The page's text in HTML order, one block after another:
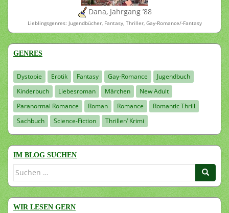
Dana, Jahrgang ’88
Lieblingsgenres: Jugendbücher, Fantasy, Thriller, Gay-Romance/-Fantasy
GENRES
Dystopie Erotik Fantasy Gay-Romance
Jugendbuch
Kinderbuch
Liebesroman Märchen
New Adult
Paranormal Romance
Roman Romance
Romantic Thrill
Sachbuch
Science-Fiction Thriller/ Krimi
IM BLOG SUCHEN
Suchen
WIR LESEN GERN